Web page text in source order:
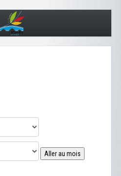
Aller au mois